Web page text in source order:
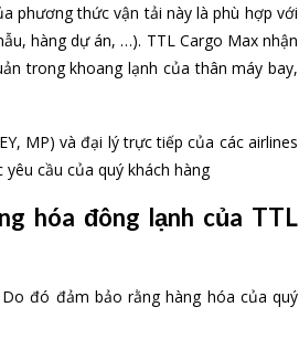
phương thức vận tải này là phù hợp với
hàng dự án, …). TTL Cargo Max nhận
trong khoang lạnh của thân máy bay,
MP) và đại lý trực tiếp của các airlines
cầu của quý khách hàng
hóa đông lạnh của TTL
đó đảm bảo rằng hàng hóa của quý